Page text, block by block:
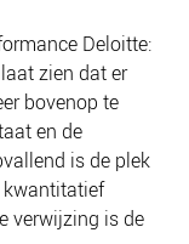
Deloitte:
zien dat er
bovenop te
en de
is de plek
kwantitatief
verwijzing is de